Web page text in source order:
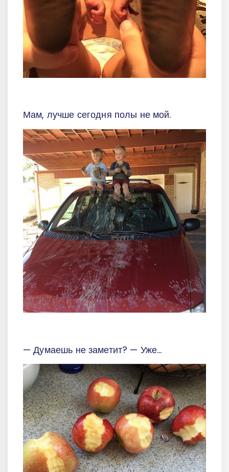
Мам, лучше сегодня полы не мой.
— Думаешь не заметит? — Уже...